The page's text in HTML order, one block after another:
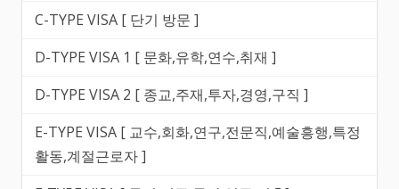
C-TYPE VISA [ 단기 방문 ]
D-TYPE VISA 1 [ 문화,유학,연수,취재 ]
D-TYPE VISA 2 [ 종교,주재,투자,경영,구직 ]
E-TYPE VISA [ 교수,회화,연구,전문직,예술흥행,특정
활동,계절근로자 ]